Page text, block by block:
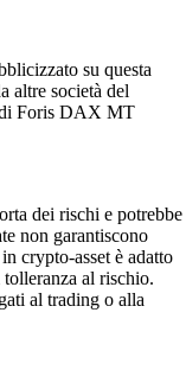
su questa
altre società del
di Foris DAX MT
dei rischi e potrebbe
non garantiscono
crypto-asset è adatto
al rischio.
al trading o alla